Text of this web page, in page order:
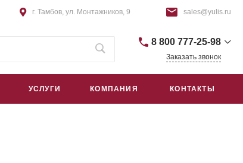
г. Тамбов, ул. Монтажников, 9 sales@yulis.ru
8 800 777-25-98
+7 (4752) 75-64-44
г. Тамбов, Монтажников, 9
пн – пт: 9:00–18:00
Заказать звонок
УСЛУГИ КОМПАНИЯ КОНТАКТЫ